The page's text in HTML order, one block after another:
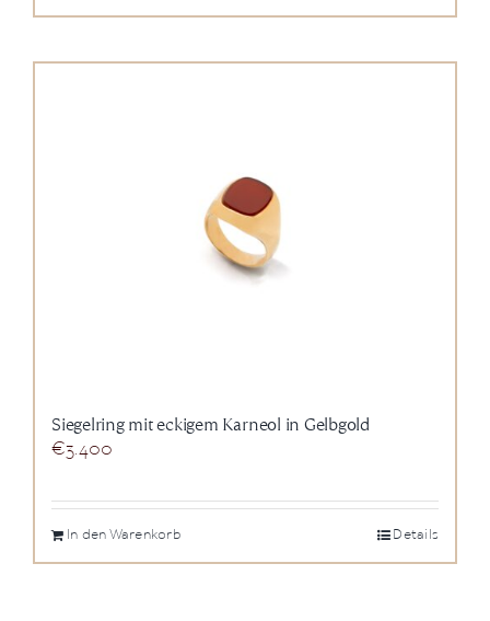
Siegelring mit eckigem Karneol in Gelbgold
€3.400
In den Warenkorb Details